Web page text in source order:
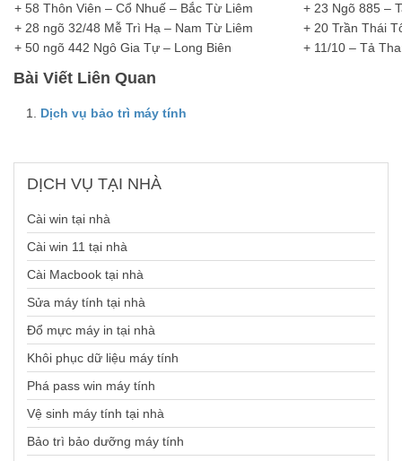
+ 58 Thôn Viên – Cổ Nhuế – Bắc Từ Liêm
+ 23 Ngõ 885 –
+ 28 ngõ 32/48 Mễ Trì Hạ – Nam Từ Liêm
+ 20 Trần Thái
+ 50 ngõ 442 Ngô Gia Tự – Long Biên
+ 11/10 – Tả
Bài Viết Liên Quan
Dịch vụ bảo trì máy tính
DỊCH VỤ TẠI NHÀ
Cài win tại nhà
Cài win 11 tại nhà
Cài Macbook tại nhà
Sửa máy tính tại nhà
Đổ mực máy in tại nhà
Khôi phục dữ liệu máy tính
Phá pass win máy tính
Vệ sinh máy tính tại nhà
Bảo trì bảo dưỡng máy tính